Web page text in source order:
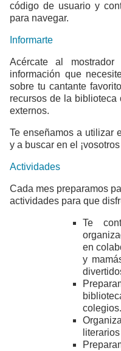
código de usuario y
para navegar.
Informarte
Acércate al
información que
sobre tu cantante
recursos de la biblioteca
externos.
Te enseñamos a utilizar
y a buscar en el
Actividades
Cada mes preparamos
actividades para que
Te
en
y
colegios.